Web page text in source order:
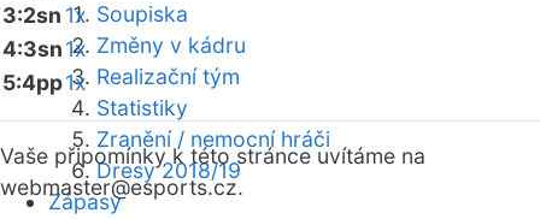
Soupiska
Změny v kádru
Realizační tým
Statistiky
Zranění / nemocní hráči
Dresy 2018/19
Zápasy
3:2sn 1x
4:3sn1x
5:4pp1x
Vaše připomínky k této stránce uvítáme na
webmaster@esports.cz.